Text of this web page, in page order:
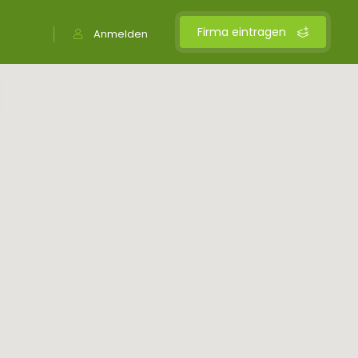
Firma eintragen
Anmelden